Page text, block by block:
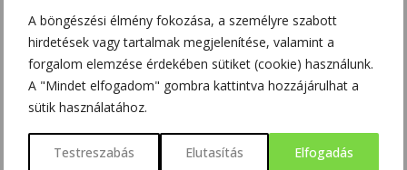
A böngészési élmény fokozása, a személyre szabott
hirdetések vagy tartalmak megjelenítése, valamint a
forgalom elemzése érdekében sütiket (cookie) használunk.
A "Mindet elfogadom" gombra kattintva hozzájárulhat a
sütik használatához.
Testreszabás Elutasítás Elfogadás
Kérjük, adja meg a választ számjegyekkel:
6 + tizenhárom =